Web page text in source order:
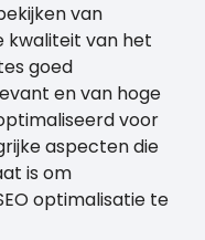
van
kwaliteit van het
goed
en van hoge
voor
aspecten die
is om
optimalisatie te